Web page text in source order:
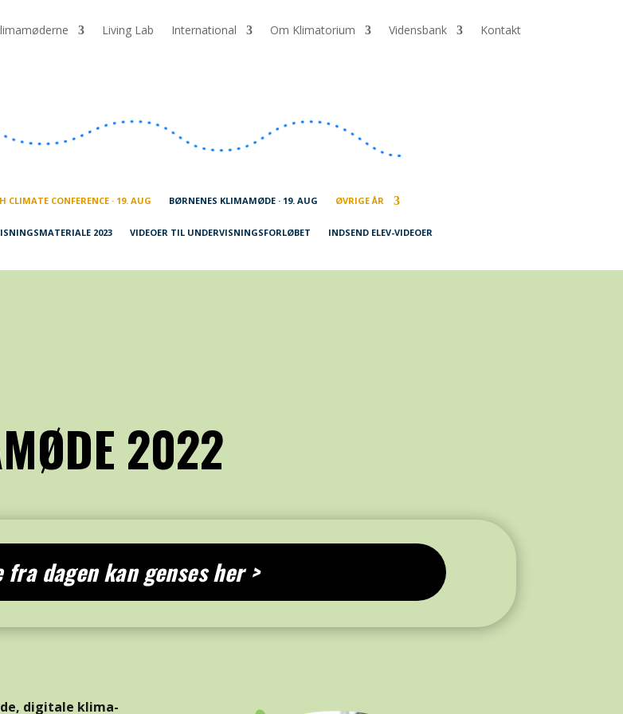
Living Lab International Om Klimatorium Vidensbank Kontakt
CLIMATE CONFERENCE · 19. AUG BØRNENES KLIMAMØDE · 19. AUG ØVRIGE ÅR
2023 VIDEOER TIL UNDERVISNINGSFORLØBET INDSEND ELEV-VIDEOER
2022
fra dagen kan genses her >
, digitale klima-